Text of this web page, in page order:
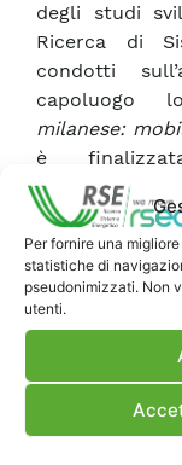
Per fornire una
statistiche di
pseudonimizzati. Non
utenti.
degli studi
Ricerca di
condotti
capoluogo
milanese:
è
azioni/
ferro/gomma
mobilità.
A valle di una
dei risultati
considerato
qualità del
obiettivi
industriale del